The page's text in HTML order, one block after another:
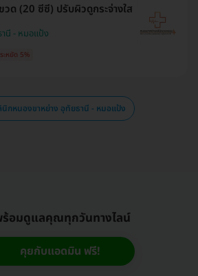
วด (20 ซีซี) ปรับผิวดูกระจ่างใส
นี - หมอแป้ง
ะหยัด 5%
กหนองขาหย่าง อุทัยธานี - หมอแป้ง
อมดูแลคุณทุกวันทางไลน์
คุยกับแอดมิน ฟรี!